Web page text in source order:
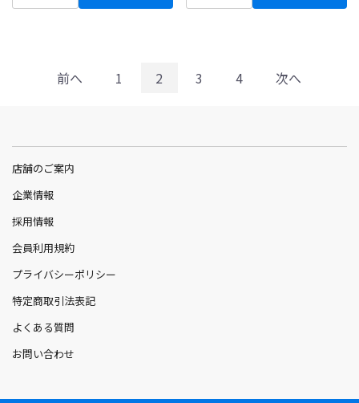
前へ 1 2 3 4 次へ
店舗のご案内
企業情報
採用情報
会員利用規約
プライバシーポリシー
特定商取引法表記
よくある質問
お問い合わせ